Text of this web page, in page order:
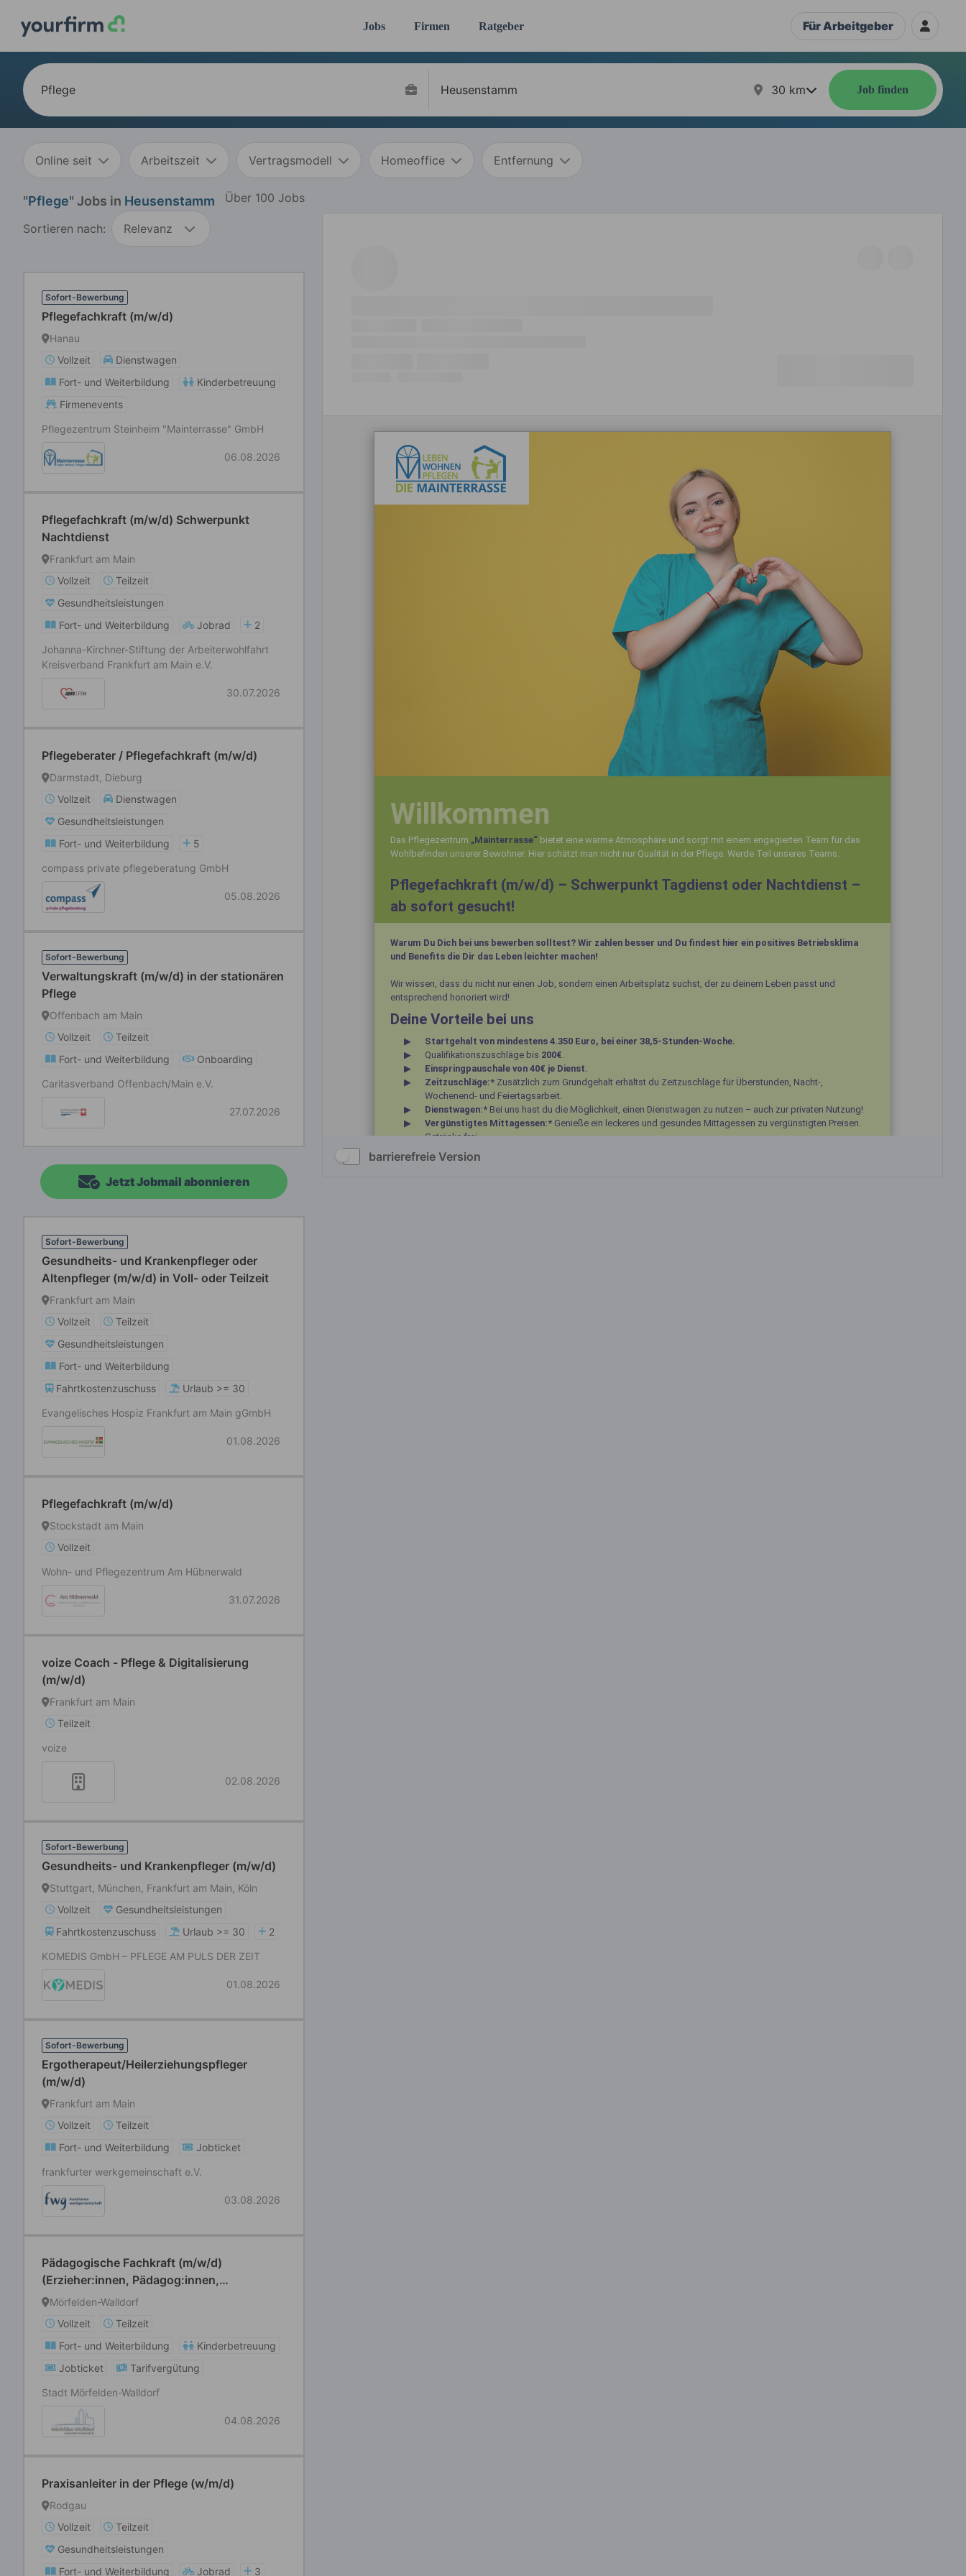
Jobs Firmen Ratgeber Für Arbeitgeber
30 km Job finden
Online seit Arbeitszeit Vertragsmodell Homeoffice Entfernung
"Pflege" Jobs in Heusenstamm Über 100 Jobs
Sortieren nach: Relevanz
Sofort-Bewerbung
Pflegefachkraft (m/w/d)
Hanau
Vollzeit
Dienstwagen
Fort- und Weiterbildung
Kinderbetreuung
Firmenevents
Pflegezentrum Steinheim "Mainterrasse" GmbH
06.08.2026
Pflegefachkraft (m/w/d) Schwerpunkt
Nachtdienst
Frankfurt am Main
Vollzeit
Teilzeit
Gesundheitsleistungen
Fort- und Weiterbildung
Jobrad
2
Johanna-Kirchner-Stiftung der Arbeiterwohlfahrt
Kreisverband Frankfurt am Main e.V.
30.07.2026
Pflegeberater / Pflegefachkraft (m/w/d)
Darmstadt, Dieburg
Vollzeit
Dienstwagen
Gesundheitsleistungen
Fort- und Weiterbildung
5
compass private pflegeberatung GmbH
05.08.2026
Sofort-Bewerbung
Verwaltungskraft (m/w/d) in der stationären
Pflege
Offenbach am Main
Vollzeit
Teilzeit
Fort- und Weiterbildung
Onboarding
Caritasverband Offenbach/Main e.V.
27.07.2026
Jetzt Jobmail abonnieren
Sofort-Bewerbung
Gesundheits- und Krankenpfleger oder
Altenpfleger (m/w/d) in Voll- oder Teilzeit
Frankfurt am Main
Vollzeit
Teilzeit
Gesundheitsleistungen
Fort- und Weiterbildung
Fahrtkostenzuschuss
Urlaub >= 30
Evangelisches Hospiz Frankfurt am Main gGmbH
01.08.2026
Pflegefachkraft (m/w/d)
Stockstadt am Main
Vollzeit
Wohn- und Pflegezentrum Am Hübnerwald
31.07.2026
voize Coach - Pflege & Digitalisierung
(m/w/d)
Frankfurt am Main
Teilzeit
voize
02.08.2026
Sofort-Bewerbung
Gesundheits- und Krankenpfleger (m/w/d)
Stuttgart, München, Frankfurt am Main, Köln
Vollzeit
Gesundheitsleistungen
Fahrtkostenzuschuss
Urlaub >= 30
2
KOMEDIS GmbH – PFLEGE AM PULS DER ZEIT
01.08.2026
Sofort-Bewerbung
Ergotherapeut/Heilerziehungspfleger
(m/w/d)
Frankfurt am Main
Vollzeit
Teilzeit
Fort- und Weiterbildung
Jobticket
frankfurter werkgemeinschaft e.V.
03.08.2026
Pädagogische Fachkraft (m/w/d)
(Erzieher:innen, Pädagog:innen,
Heilerziehungspfleger:innen, Grund- und
Mörfelden-Walldorf
Vollzeit
Teilzeit
Fort- und Weiterbildung
Kinderbetreuung
Jobticket
Tarifvergütung
Stadt Mörfelden-Walldorf
04.08.2026
Praxisanleiter in der Pflege (w/m/d)
Rodgau
Vollzeit
Teilzeit
Gesundheitsleistungen
Fort- und Weiterbildung
Jobrad 3
barrierefreie Version